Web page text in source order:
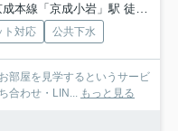
本線「京成小岩」駅 徒歩28分
ト対応 公共下水
部屋を見学するというサービ
合わせ・LIN...
もっと見る